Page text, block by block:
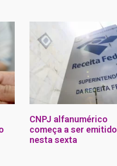
CNPJ alfanumérico
começa a ser emitido
nesta sexta